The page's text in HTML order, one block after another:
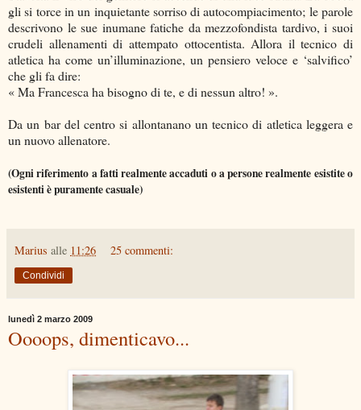
gli si torce in un inquietante sorriso di autocompiacimento; le parole
descrivono le sue inumane fatiche da mezzofondista tardivo, i suoi
crudeli allenamenti di attempato ottocentista. Allora il tecnico di
atletica ha come un’illuminazione, un pensiero veloce e ‘salvifico’
che gli fa dire:
« Ma Francesca ha bisogno di te, e di nessun altro! ».
Da un bar del centro si allontanano un tecnico di atletica leggera e
un nuovo allenatore.
(Ogni riferimento a fatti realmente accaduti o a persone realmente esistite o
esistenti è puramente casuale)
Marius alle 11:26 25 commenti:
Condividi
lunedì 2 marzo 2009
Oooops, dimenticavo...